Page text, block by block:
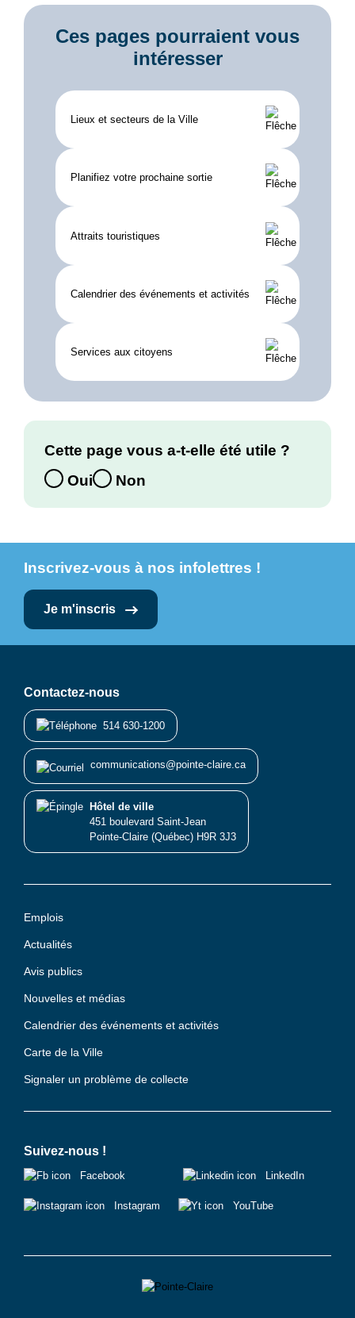
Ces pages pourraient vous
intéresser
Lieux et secteurs de la Ville
Planifiez votre prochaine sortie
Attraits touristiques
Calendrier des événements et activités
Services aux citoyens
Cette page vous a-t-elle été utile ?
Oui
Non
Inscrivez-vous à nos infolettres !
Je m'inscris
Emplois
Actualités
Avis publics
Nouvelles et médias
Calendrier des événements et activités
Carte de la Ville
Signaler un problème de collecte
Contactez-nous
514 630-1200
communications@pointe-claire.ca
Hôtel de ville
451 boulevard Saint-Jean
Pointe-Claire (Québec) H9R 3J3
Suivez-nous !
Facebook
Instagram
LinkedIn
YouTube